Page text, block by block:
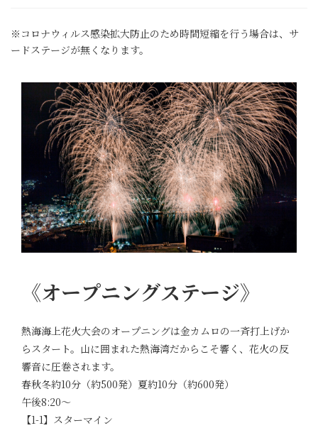
※コロナウィルス感染拡大防止のため時間短縮を行う場合は、サ
ードステージが無くなります。
《オープニングステージ》
熱海海上花火大会のオープニングは金カムロの一斉打上げか
らスタート。山に囲まれた熱海湾だからこそ響く、花火の反
響音に圧巻されます。
春秋冬約10分（約500発）夏約10分（約600発）
午後8:20～
【1-1】スターマイン